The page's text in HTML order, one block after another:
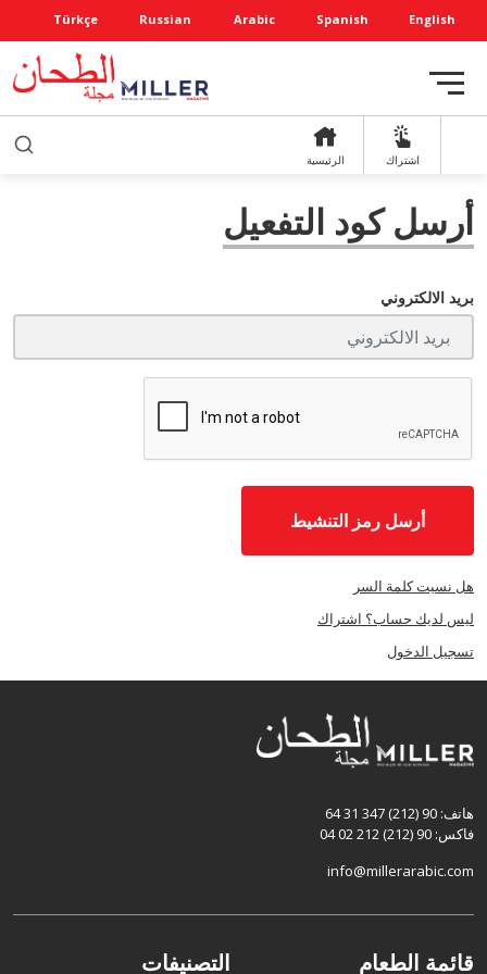
English
Spanish
Arabic
Russian
Türkçe
اشتراك الرئيسية
أرسل كود التفعيل
بريد الالكتروني
أرسل رمز التنشيط
هل نسيت كلمة السر
ليس لديك حساب؟ اشتراك
تسجيل الدخول
هاتف: 90 (212) 347 31 64
فاكس: 90 (212) 212 02 04
info@millerarabic.com
قائمة الطعام التصنيفات